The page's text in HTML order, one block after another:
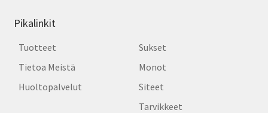
Pikalinkit
Tuotteet
Tietoa Meistä
Huoltopalvelut
Sukset
Monot
Siteet
Tarvikkeet